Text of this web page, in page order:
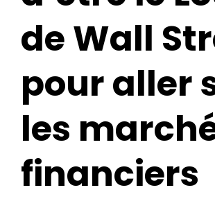
de Wall
pour aller
les
financiers